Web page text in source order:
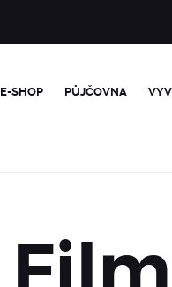
E-SHOP PŮJČOVNA